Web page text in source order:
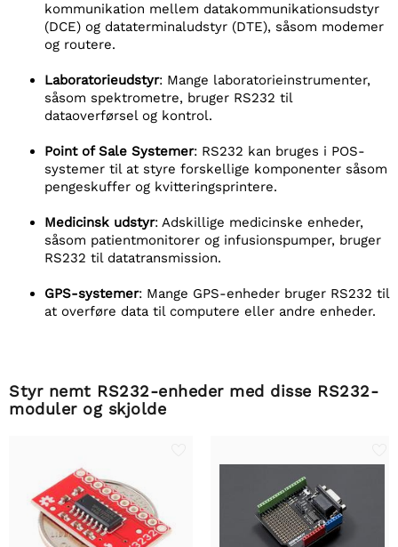
kommunikation mellem datakommunikationsudstyr
(DCE) og dataterminaludstyr (DTE), såsom modemer
og routere.
Laboratorieudstyr: Mange laboratorieinstrumenter,
såsom spektrometre, bruger RS232 til
dataoverførsel og kontrol.
Point of Sale Systemer: RS232 kan bruges i POS-
systemer til at styre forskellige komponenter såsom
pengeskuffer og kvitteringsprintere.
Medicinsk udstyr: Adskillige medicinske enheder,
såsom patientmonitorer og infusionspumper, bruger
RS232 til datatransmission.
GPS-systemer: Mange GPS-enheder bruger RS232 til
at overføre data til computere eller andre enheder.
Styr nemt RS232-enheder med disse RS232-
moduler og skjolde